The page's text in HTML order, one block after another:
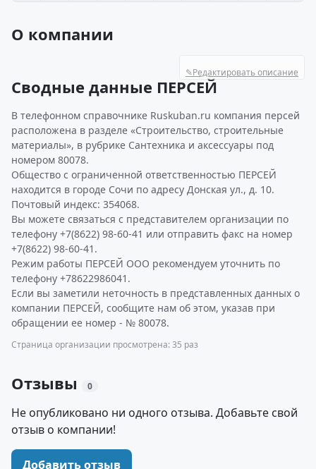
О компании
✎Редактировать описание
Сводные данные ПЕРСЕЙ
В телефонном справочнике Ruskuban.ru компания персей
расположена в разделе «Строительство, строительные
материалы», в рубрике Сантехника и аксессуары под
номером 80078.
Общество с ограниченной ответственностью ПЕРСЕЙ
находится в городе Сочи по адресу Донская ул., д. 10.
Почтовый индекс: 354068.
Вы можете связаться с представителем организации по
телефону +7(8622) 98-60-41 или отправить факс на номер
+7(8622) 98-60-41.
Режим работы ПЕРСЕЙ ООО рекомендуем уточнить по
телефону +78622986041.
Если вы заметили неточность в представленных данных о
компании ПЕРСЕЙ, сообщите нам об этом, указав при
обращении ее номер - № 80078.
Страница организации просмотрена: 35 раз
Отзывы 0
Не опубликовано ни одного отзыва. Добавьте свой
отзыв о компании!
Добавить отзыв